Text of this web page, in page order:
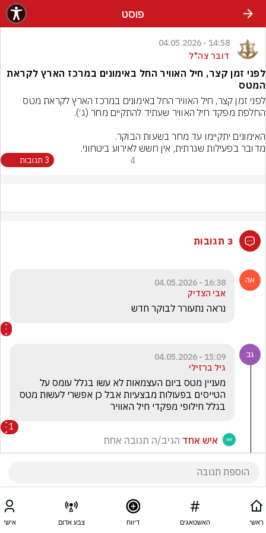
פוסט
14:58 - 04.05.2026
דובר צה"ל
לפני זמן קצר, חיל האוויר החל באימונים במרכז הארץ לקראת
המטס
מדובר בפעילות שגרתית, אין חשש לאירוע ביטחוני.
4 3 תגובות
3 תגובות
16:38 - 04.05.2026
אבי הצדיק
נראה נתעורר לבוקר חדש
15:09 - 04.05.2026
גיל ברזילי
בגלל חילופי מפקדי חיל האוויר
1
איש אחד הגיב/ה תגובה אחת
ראשי האשטאגים דיווח צבע אדום אישי